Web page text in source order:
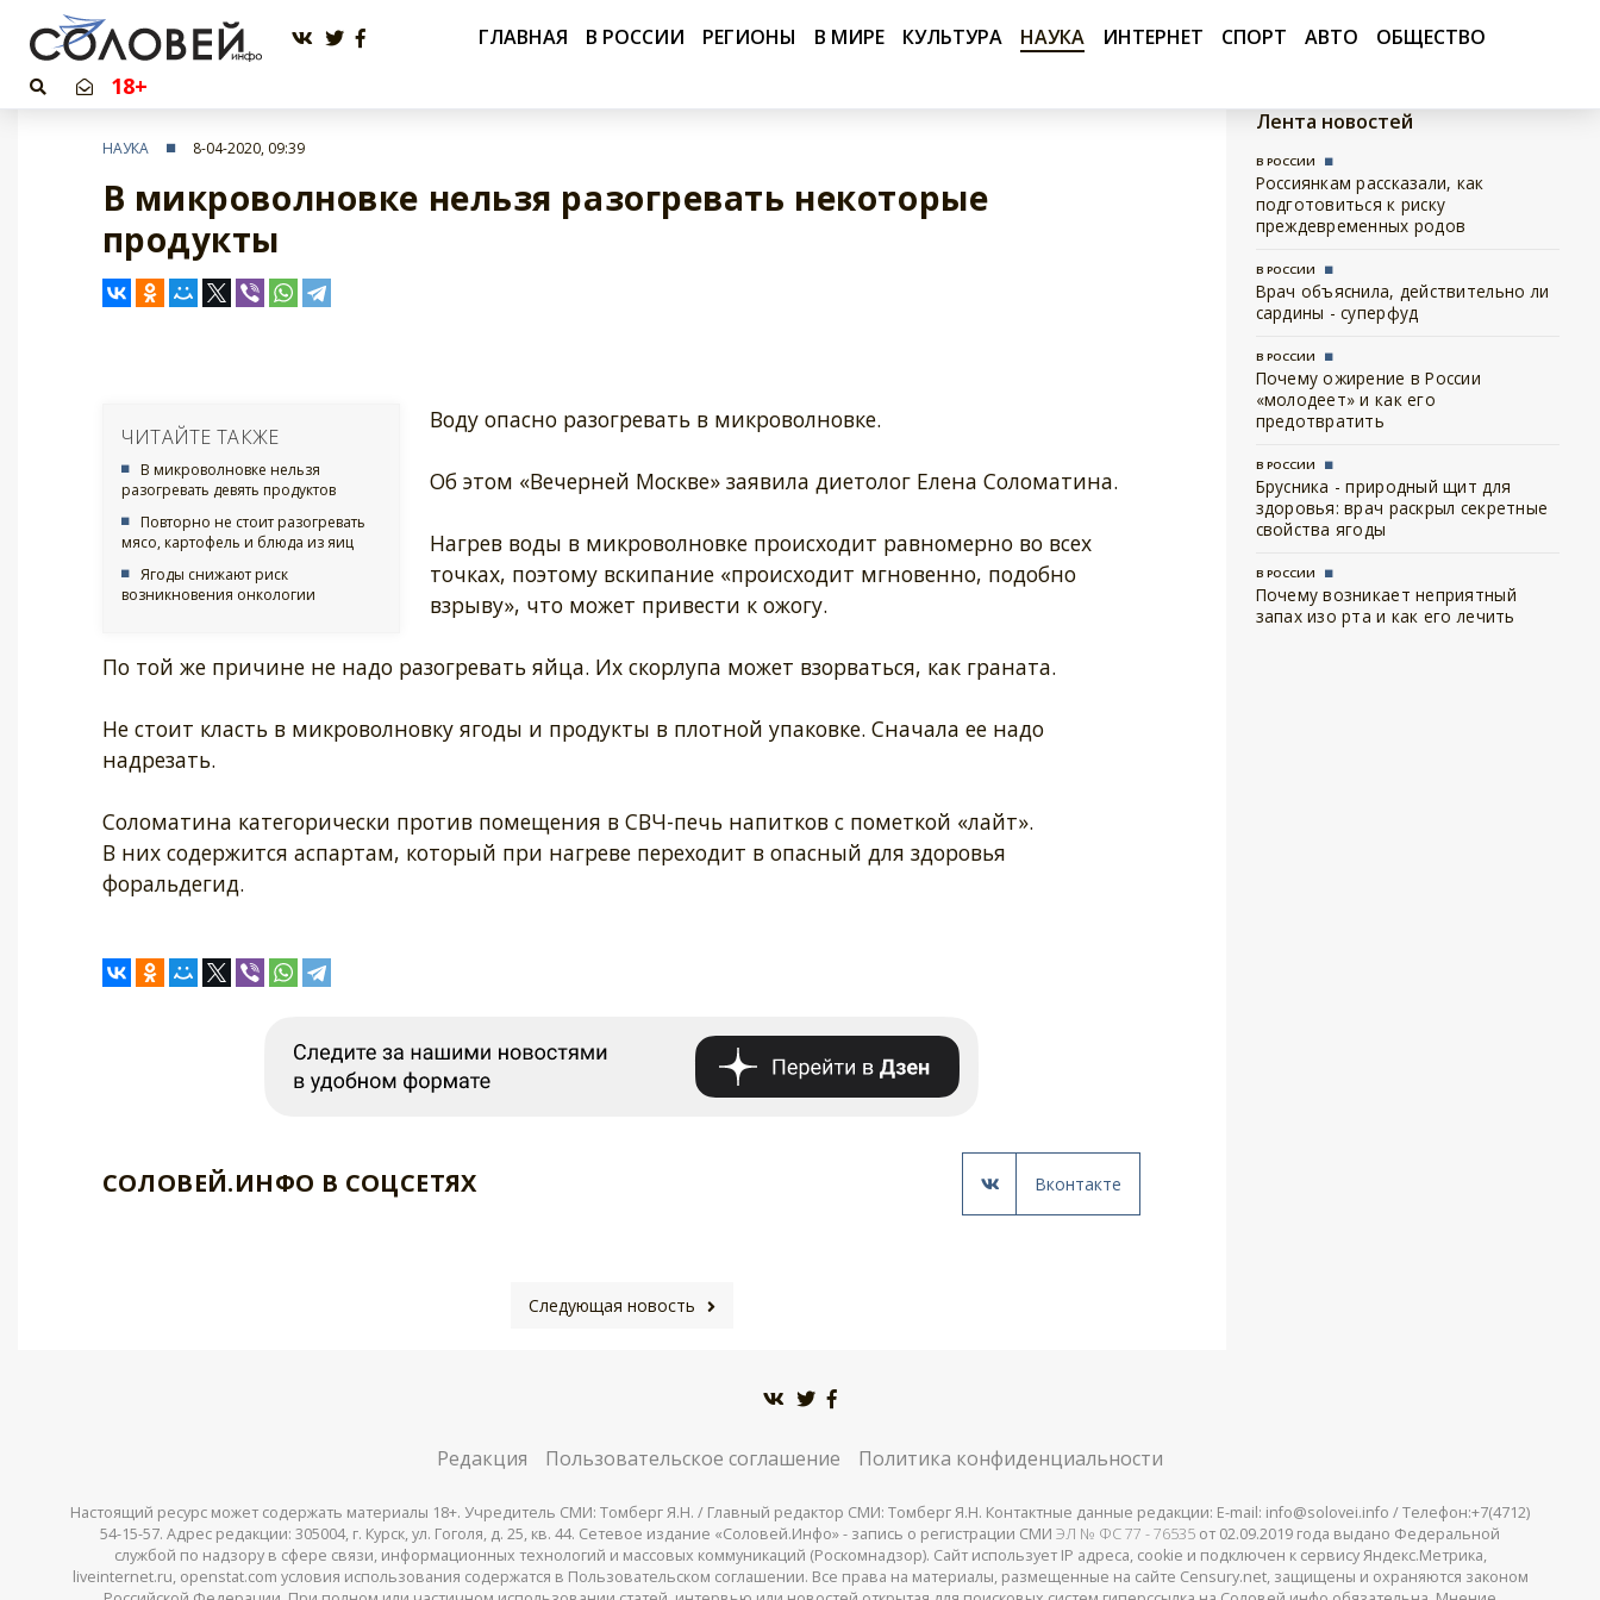
ГЛАВНАЯ В РОССИИ РЕГИОНЫ В МИРЕ КУЛЬТУРА НАУКА ИНТЕРНЕТ СПОРТ АВТО ОБЩЕСТВО
18+
НАУКА 8-04-2020, 09:39
В микроволновке нельзя разогревать некоторые
продукты
ЧИТАЙТЕ ТАКЖЕ
В микроволновке нельзя
разогревать девять продуктов
Повторно не стоит разогревать
мясо, картофель и блюда из яиц
Ягоды снижают риск
возникновения онкологии
Воду опасно разогревать в микроволновке.
Об этом «Вечерней Москве» заявила диетолог Елена Соломатина.
Нагрев воды в микроволновке происходит равномерно во всех
точках, поэтому вскипание «происходит мгновенно, подобно
взрыву», что может привести к ожогу.
По той же причине не надо разогревать яйца. Их скорлупа может взорваться, как граната.
Не стоит класть в микроволновку ягоды и продукты в плотной упаковке. Сначала ее надо
надрезать.
Соломатина категорически против помещения в СВЧ-печь напитков с пометкой «лайт».
В них содержится аспартам, который при нагреве переходит в опасный для здоровья
форальдегид.
СОЛОВЕЙ.ИНФО В СОЦСЕТЯХ Вконтакте
Следующая новость
Лента новостей
В РОССИИ
Россиянкам рассказали, как
подготовиться к риску
преждевременных родов
В РОССИИ
Врач объяснила, действительно ли
сардины - суперфуд
В РОССИИ
Почему ожирение в России
«молодеет» и как его
предотвратить
В РОССИИ
Брусника - природный щит для
здоровья: врач раскрыл секретные
свойства ягоды
В РОССИИ
Почему возникает неприятный
запах изо рта и как его лечить
Редакция Пользовательское соглашение Политика конфиденциальности
Настоящий ресурс может содержать материалы 18+. Учредитель СМИ: Томберг Я.Н. / Главный редактор СМИ: Томберг Я.Н. Контактные данные редакции: E-mail: info@solovei.info / Телефон:+7(4712)
54-15-57. Адрес редакции: 305004, г. Курск, ул. Гоголя, д. 25, кв. 44. Сетевое издание «Соловей.Инфо» - запись о регистрации СМИ ЭЛ № ФС 77 - 76535 от 02.09.2019 года выдано Федеральной
службой по надзору в сфере связи, информационных технологий и массовых коммуникаций (Роскомнадзор). Сайт использует IP адреса, cookie и подключен к сервису Яндекс.Метрика,
liveinternet.ru, openstat.com условия использования содержатся в Пользовательском соглашении. Все права на материалы, размещенные на сайте Censury.net, защищены и охраняются законом